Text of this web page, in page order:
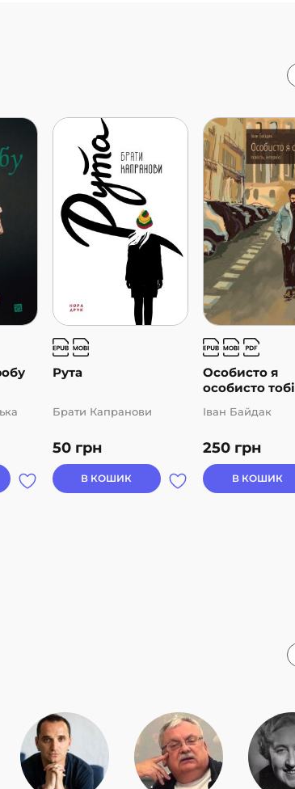
Рута
50 грн
Брати Капранови
В КОШИК
Особисто я
особисто тобі
250 грн
Іван Байдак
В КОШИК